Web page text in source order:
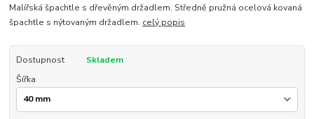
Malířská špachtle s dřevěným držadlem. Středně pružná ocelová kovaná
špachtle s nýtovaným držadlem. celý popis
Dostupnost
Skladem
Šířka